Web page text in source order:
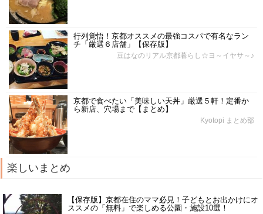
行列覚悟！京都オススメの最強コスパで有名なラン
チ「厳選６店舗」【保存版】
豆はなのリアル京都暮らし☆ヨ～イヤサ～♪
京都で食べたい「美味しい天丼」厳選５軒！定番か
ら新店、穴場まで【まとめ】
Kyotopi まとめ部
楽しいまとめ
【保存版】京都在住のママ必見！子どもとお出かけにオ
ススメの「無料」で楽しめる公園・施設10選！